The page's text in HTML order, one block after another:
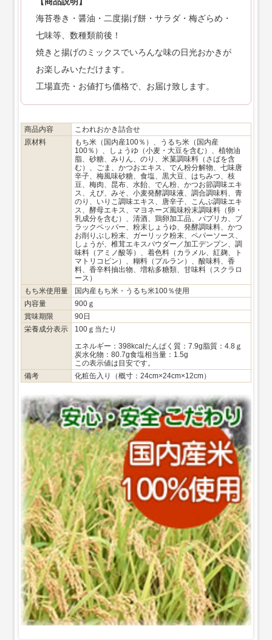
海苔巻き・醤油・二度揚げ餅・サラダ・梅ざらめ・
七味等、数種類前後！
焼きと揚げのミックスでいろんな味の日光おかきが
お楽しみいただけます。
工場直売・お値打ち価格で、お届け致します。
商品内容
こわれおかき詰合せ
原材料
もち米（国内産100％）、うるち米（国内産
100％）、しょうゆ（小麦・大豆を含む）、植物油
脂、砂糖、みりん、のり、米菓調味料（さばを含
む）、ごま、かつおエキス、でん粉分解物、七味唐
辛子、梅風味砂糖、食塩、黒大豆、はちみつ、枝
豆、梅肉、昆布、水飴、でん粉、かつお節調味エキ
ス、えび、みそ、小麦発酵調味液、調合調味料、青
のり、いりこ調味エキス、唐辛子、こんぶ調味エキ
ス、酵母エキス、マヨネーズ風味粉末調味料（卵・
乳成分を含む）、清酒、鶏卵加工品、パプリカ、ブ
ラックペッパー、粉末しょうゆ、発酵調味料、かつ
お削りぶし粉末、ガーリック粉末、ペパーソース、
しょうが、椎茸エキスパウダー／加工デンプン、調
味料（アミノ酸等）、着色料（カラメル、紅麹、ト
マトリコピン）、糊料（プルラン）、酸味料、香
料、香辛料抽出物、増粘多糖類、甘味料（スクラロ
ース）
もち米使用量
国内産もち米・うるち米100％使用
内容量
900ｇ
賞味期限
90日
栄養成分表示
100ｇ当たり
エネルギー：398kcalたんぱく質：7.9g脂質：4.8ｇ
炭水化物：80.7g食塩相当量：1.5g
この表示値は目安です。
備考
化粧缶入り（概寸：24cm×24cm×12cm）